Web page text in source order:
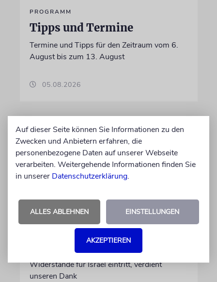
PROGRAMM
Tipps und Termine
Termine und Tipps für den Zeitraum vom 6.
August bis zum 13. August
05.08.2026
Danke, Boy George!
Wie die 80er-Jahre-Ikone gegen alle
Widerstände für Israel eintritt, verdient
unseren Dank
Auf dieser Seite können Sie Informationen zu den
Zwecken und Anbietern erfahren, die
personenbezogene Daten auf unserer Webseite
verarbeiten. Weitergehende Informationen finden Sie
in unserer Datenschutzerklärung.
ALLES ABLEHNEN EINSTELLUNGEN
AKZEPTIEREN